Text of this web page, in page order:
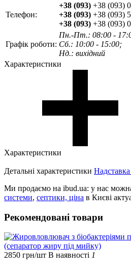
Телефон:
+38 (093) +38 (093)
+38 (093) +38 (093)
+38 (093) +38 (093)
Графік роботи:
Пн.-Пт.: 08:00 -
Сб.: 10:00 - 15:00;
Нд.: вихідний
Характеристики
Характеристики
Детальні характеристики
Ми продаємо на ibud.ua: у нас
системи, септики, ціна в Києві
Рекомендовані товари
2850 грн/шт В наявності 1